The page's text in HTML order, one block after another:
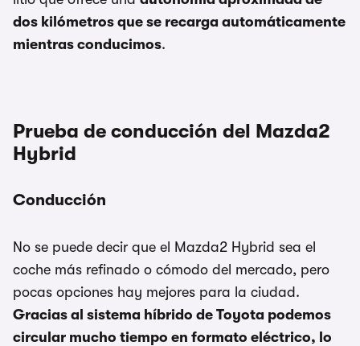
dos kilómetros que se recarga automáticamente
mientras conducimos.
Prueba de conducción del Mazda2
Hybrid
Conducción
No se puede decir que el Mazda2 Hybrid sea el
coche más refinado o cómodo del mercado, pero
pocas opciones hay mejores para la ciudad.
Gracias al sistema híbrido de Toyota podemos
circular mucho tiempo en formato eléctrico, lo